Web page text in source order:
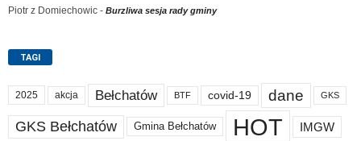
Piotr z Domiechowic - Burzliwa sesja rady gminy
TAGI
2025 akcja Bełchatów BTF covid-19 dane GKS
GKS Bełchatów Gmina Bełchatów HOT IMGW